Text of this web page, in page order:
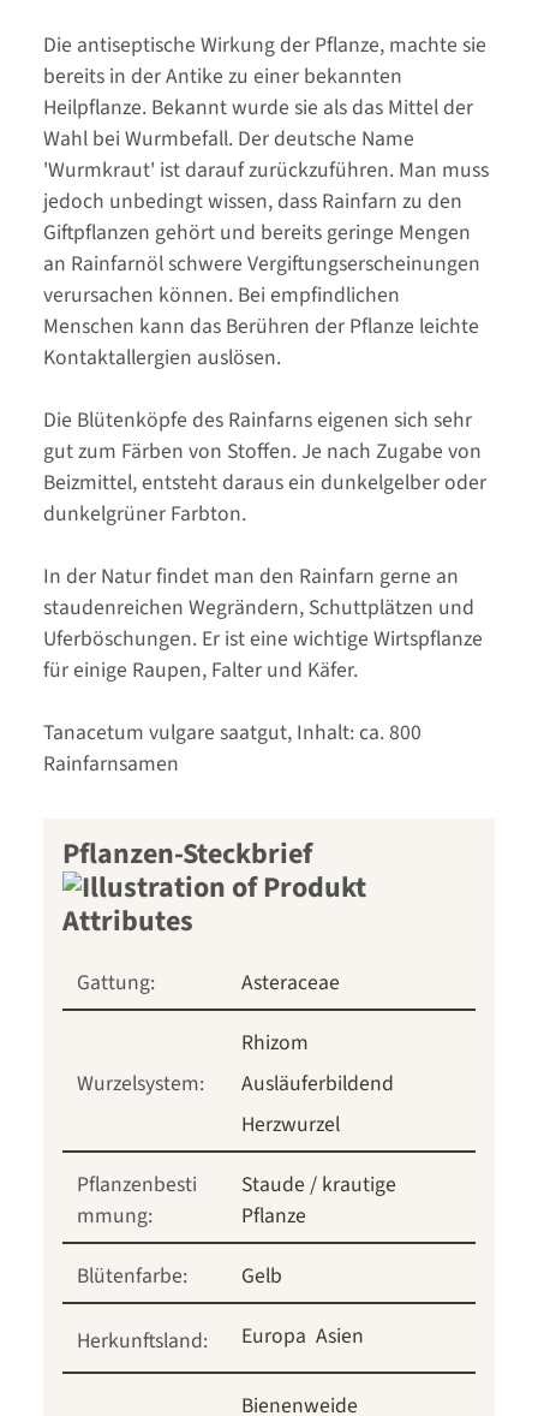
Die antiseptische Wirkung der Pflanze, machte sie
bereits in der Antike zu einer bekannten
Heilpflanze. Bekannt wurde sie als das Mittel der
Wahl bei Wurmbefall. Der deutsche Name
'Wurmkraut' ist darauf zurückzuführen. Man muss
jedoch unbedingt wissen, dass Rainfarn zu den
Giftpflanzen gehört und bereits geringe Mengen
an Rainfarnöl schwere Vergiftungserscheinungen
verursachen können. Bei empfindlichen
Menschen kann das Berühren der Pflanze leichte
Kontaktallergien auslösen.
Die Blütenköpfe des Rainfarns eigenen sich sehr
gut zum Färben von Stoffen. Je nach Zugabe von
Beizmittel, entsteht daraus ein dunkelgelber oder
dunkelgrüner Farbton.
In der Natur findet man den Rainfarn gerne an
staudenreichen Wegrändern, Schuttplätzen und
Uferböschungen. Er ist eine wichtige Wirtspflanze
für einige Raupen, Falter und Käfer.
Tanacetum vulgare saatgut, Inhalt: ca. 800
Rainfarnsamen
Pflanzen-Steckbrief
Gattung: Asteraceae
Wurzelsystem:
Rhizom
Ausläuferbildend
Herzwurzel
Pflanzenbesti
mmung:
Staude / krautige
Pflanze
Blütenfarbe:
Gelb
Herkunftsland: Europa Asien
Bienenweide